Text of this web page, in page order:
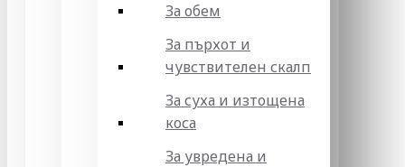
За обем
За пърхот и
чувствителен скалп
За суха и изтощена
коса
За увредена и